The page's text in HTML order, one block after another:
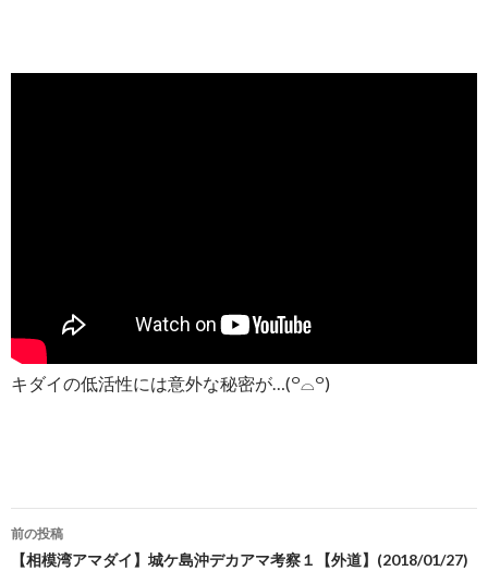
キダイの低活性には意外な秘密が…(꒪⌓꒪)
投
稿
前の投稿
【相模湾アマダイ】城ケ島沖デカアマ考察１【外道】(2018/01/27)